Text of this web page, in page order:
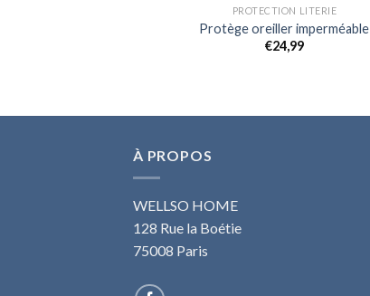
PROTECTION LITERIE
Protège oreiller imperméable
€24,99
À PROPOS
WELLSO HOME
128 Rue la Boétie
75008 Paris